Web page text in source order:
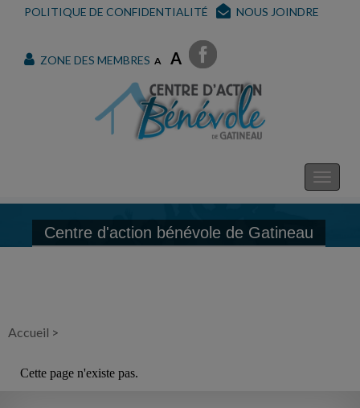
POLITIQUE DE CONFIDENTIALITÉ NOUS JOINDRE
ZONE DES MEMBRES A A
Centre d'action bénévole de Gatineau
Accueil >
Cette page n'existe pas.